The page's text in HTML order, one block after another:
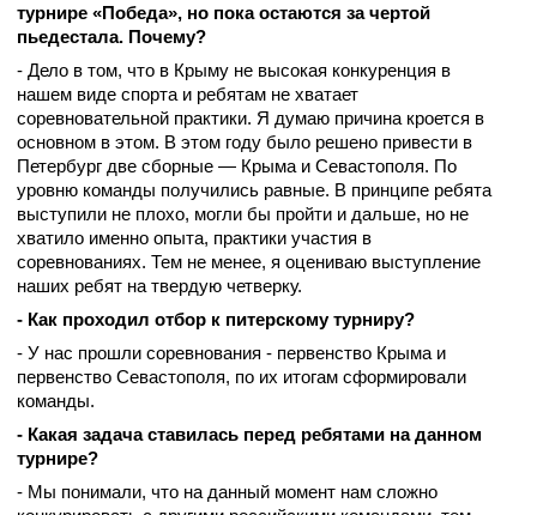
турнире «Победа», но пока остаются за чертой
пьедестала. Почему?
- Дело в том, что в Крыму не высокая конкуренция в
нашем виде спорта и ребятам не хватает
соревновательной практики. Я думаю причина кроется в
основном в этом. В этом году было решено привести в
Петербург две сборные — Крыма и Севастополя. По
уровню команды получились равные. В принципе ребята
выступили не плохо, могли бы пройти и дальше, но не
хватило именно опыта, практики участия в
соревнованиях. Тем не менее, я оцениваю выступление
наших ребят на твердую четверку.
- Как проходил отбор к питерскому турниру?
- У нас прошли соревнования - первенство Крыма и
первенство Севастополя, по их итогам сформировали
команды.
- Какая задача ставилась перед ребятами на данном
турнире?
- Мы понимали, что на данный момент нам сложно